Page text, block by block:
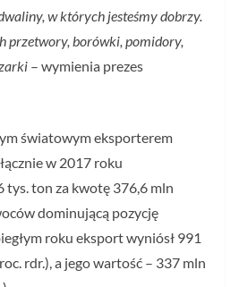
w których jesteśmy dobrzy.
przetwory, borówki, pomidory,
– wymienia prezes
światowym eksporterem
w 2017 roku
ton za kwotę 376,6 mln
dominującą pozycję
roku eksport wyniósł 991
rdr.), a jego wartość – 337 mln